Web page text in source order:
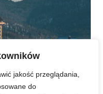
jakość przeglądania,
do
Groniu w Zawoi